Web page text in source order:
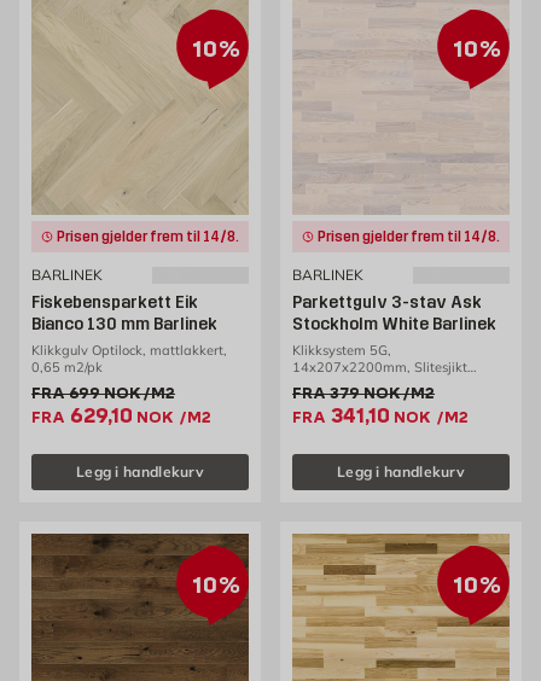
10%
Prisen gjelder frem til 14/8.
BARLINEK
Fiskebensparkett Eik
Bianco 130 mm Barlinek
Klikkgulv Optilock, mattlakkert,
0,65 m2/pk
FRAGammel pris 699 NOK /m2
699NOK/M2
FRA Ekstrapris 629.1 NOK /m2
629,10 NOK /M2
Legg i handlekurv
10%
Prisen gjelder frem til 14/8.
BARLINEK
Parkettgulv 3-stav Ask
Stockholm White Barlinek
Klikksystem 5G,
14x207x2200mm, Slitesjikt
3,2mm, 3,18m2/pakke
FRAGammel pris 379 NOK /m2
379NOK/M2
FRA Ekstrapris 341.1 NOK
341,10 NOK /M2
Legg i handlekurv
10% 10%